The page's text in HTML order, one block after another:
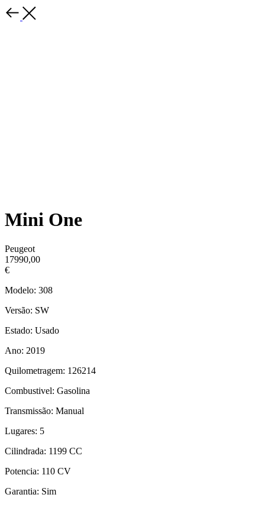
Mini One
Peugeot
17990,00
€
Modelo: 308
Versão: SW
Estado: Usado
Ano: 2019
Quilometragem: 126214
Combustivel: Gasolina
Transmissão: Manual
Lugares: 5
Cilindrada: 1199 CC
Potencia: 110 CV
Garantia: Sim